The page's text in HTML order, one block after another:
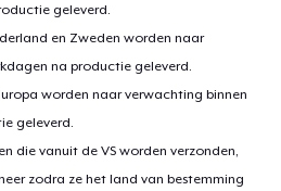
geleverd.
en Zweden worden naar
na productie geleverd.
worden naar verwachting binnen
geleverd.
die vanuit de VS worden verzonden,
zodra ze het land van bestemming